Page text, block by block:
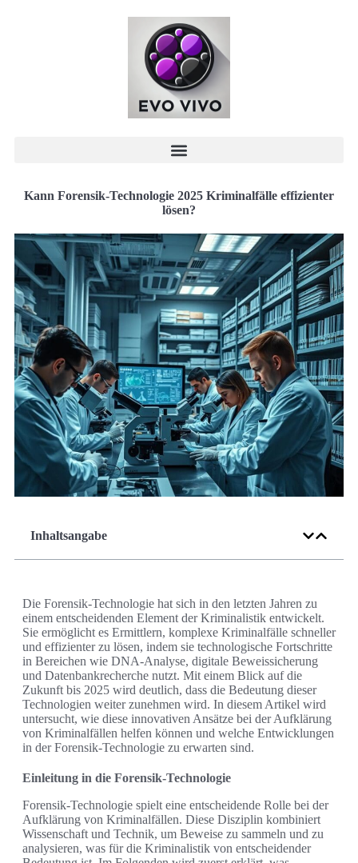
Kann Forensik-Technologie 2025 Kriminalfälle effizienter
lösen?
Inhaltsangabe
Die Forensik-Technologie hat sich in den letzten Jahren zu
einem entscheidenden Element der Kriminalistik entwickelt.
Sie ermöglicht es Ermittlern, komplexe Kriminalfälle schneller
und effizienter zu lösen, indem sie technologische Fortschritte
in Bereichen wie DNA-Analyse, digitale Beweissicherung
und Datenbankrecherche nutzt. Mit einem Blick auf die
Zukunft bis 2025 wird deutlich, dass die Bedeutung dieser
Technologien weiter zunehmen wird. In diesem Artikel wird
untersucht, wie diese innovativen Ansätze bei der Aufklärung
von Kriminalfällen helfen können und welche Entwicklungen
in der Forensik-Technologie zu erwarten sind.
Einleitung in die Forensik-Technologie
Forensik-Technologie spielt eine entscheidende Rolle bei der
Aufklärung von Kriminalfällen. Diese Disziplin kombiniert
Wissenschaft und Technik, um Beweise zu sammeln und zu
analysieren, was für die Kriminalistik von entscheidender